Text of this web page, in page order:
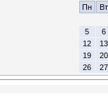
Пн Вт
5
6
12
13
19
20
26
27